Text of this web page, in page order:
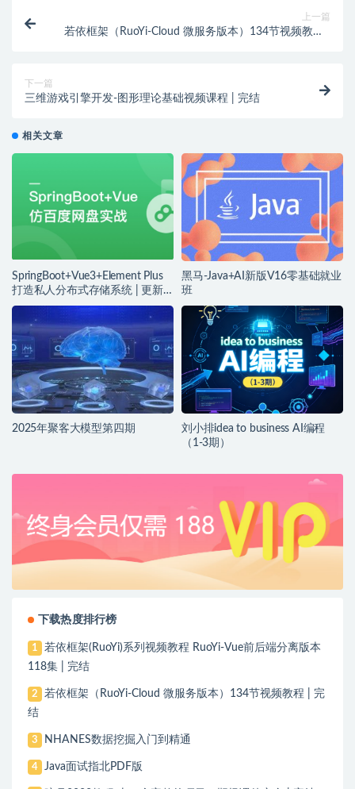
上一篇
若依框架（RuoYi-Cloud 微服务版本）134节视频教程 |
下一篇
三维游戏引擎开发-图形理论基础视频课程 | 完结
相关文章
SpringBoot+Vue3+Element Plus
打造私人分布式存储系统 | 更新
完结
黑马-Java+AI新版V16零基础就业
班
2025年聚客大模型第四期
刘小排idea to business AI编程
（1-3期）
下载热度排行榜
1
若依框架(RuoYi)系列视频教程 RuoYi-Vue前后端分离版本
118集 | 完结
2
若依框架（RuoYi-Cloud 微服务版本）134节视频教程 | 完
结
3 NHANES数据挖掘入门到精通
4 Java面试指北PDF版